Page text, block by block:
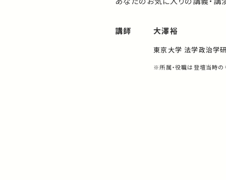
講師 大澤裕
東京大学 法学政治学
※所属・役職は登壇当時の